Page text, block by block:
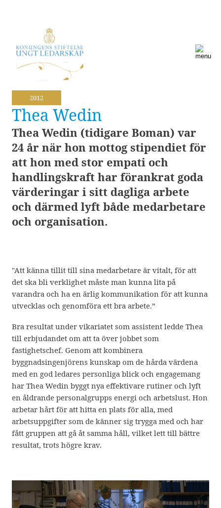
2012
Thea Wedin
Thea Wedin (tidigare Boman) var
24 år när hon mottog stipendiet för
att hon med stor empati och
handlingskraft har förankrat goda
värderingar i sitt dagliga arbete
och därmed lyft både medarbetare
och organisation.
"Att känna tillit till sina medarbetare är vitalt, för att
det ska bli verklighet måste man kunna lita på
varandra och ha en ärlig kommunikation för att kunna
utvecklas och genomföra ett bra arbete.”
Bra resultat under vikariatet som assistent ledde Thea
till erbjudandet om att ta över jobbet som
fastighetschef. Genom att kombinera
byggnadsingenjörens kunskap om de hårda värdena
med en god ledares personliga blick och engagemang
har Thea Wedin byggt nya effektivare rutiner och lyft
en åldrande personalgrupps energi och arbetslust. Hon
arbetar hårt för att hitta en plats för alla, med
arbetsuppgifter som de känner sig trygga med och har
fått gruppen att gå åt samma håll, vilket lett till bättre
resultat, trots högre krav.